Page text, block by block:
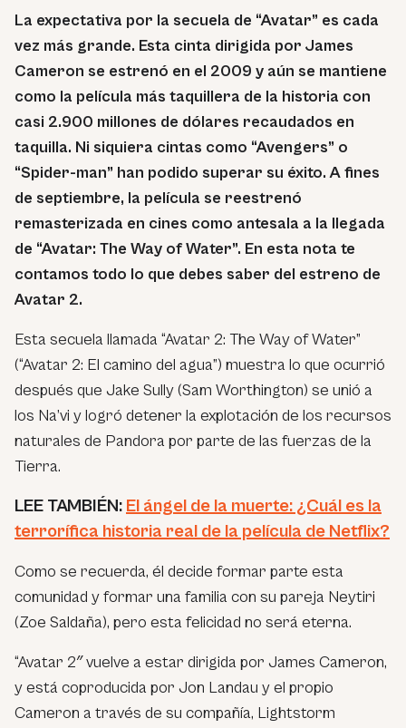
La expectativa por la secuela de “Avatar” es cada
vez más grande. Esta cinta dirigida por James
Cameron se estrenó en el 2009 y aún se mantiene
como la película más taquillera de la historia con
casi 2.900 millones de dólares recaudados en
taquilla. Ni siquiera cintas como “Avengers” o
“Spider-man” han podido superar su éxito. A fines
de septiembre, la película se reestrenó
remasterizada en cines como antesala a la llegada
de “Avatar: The Way of Water”. En esta nota te
contamos todo lo que debes saber del estreno de
Avatar 2.
Esta secuela llamada “Avatar 2: The Way of Water”
(“Avatar 2: El camino del agua”) muestra lo que ocurrió
después que Jake Sully (Sam Worthington) se unió a
los Na’vi y logró detener la explotación de los recursos
naturales de Pandora por parte de las fuerzas de la
Tierra.
LEE TAMBIÉN: El ángel de la muerte: ¿Cuál es la
terrorífica historia real de la película de Netflix?
Como se recuerda, él decide formar parte esta
comunidad y formar una familia con su pareja Neytiri
(Zoe Saldaña), pero esta felicidad no será eterna.
“Avatar 2″ vuelve a estar dirigida por James Cameron,
y está coproducida por Jon Landau y el propio
Cameron a través de su compañía, Lightstorm